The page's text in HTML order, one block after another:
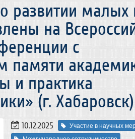
развитии малых
на
с
памяти
и практика
(г. Хабаровск)
10.12.2025
Участие в научных